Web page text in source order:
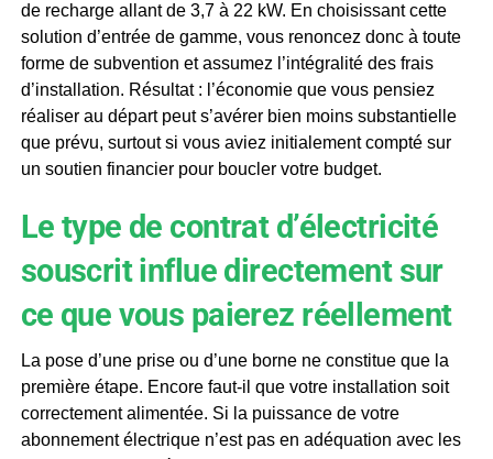
de recharge allant de 3,7 à 22 kW. En choisissant cette
solution d’entrée de gamme, vous renoncez donc à toute
forme de subvention et assumez l’intégralité des frais
d’installation. Résultat : l’économie que vous pensiez
réaliser au départ peut s’avérer bien moins substantielle
que prévu, surtout si vous aviez initialement compté sur
un soutien financier pour boucler votre budget.
Le type de contrat d’électricité
souscrit influe directement sur
ce que vous paierez réellement
La pose d’une prise ou d’une borne ne constitue que la
première étape. Encore faut-il que votre installation soit
correctement alimentée. Si la puissance de votre
abonnement électrique n’est pas en adéquation avec les